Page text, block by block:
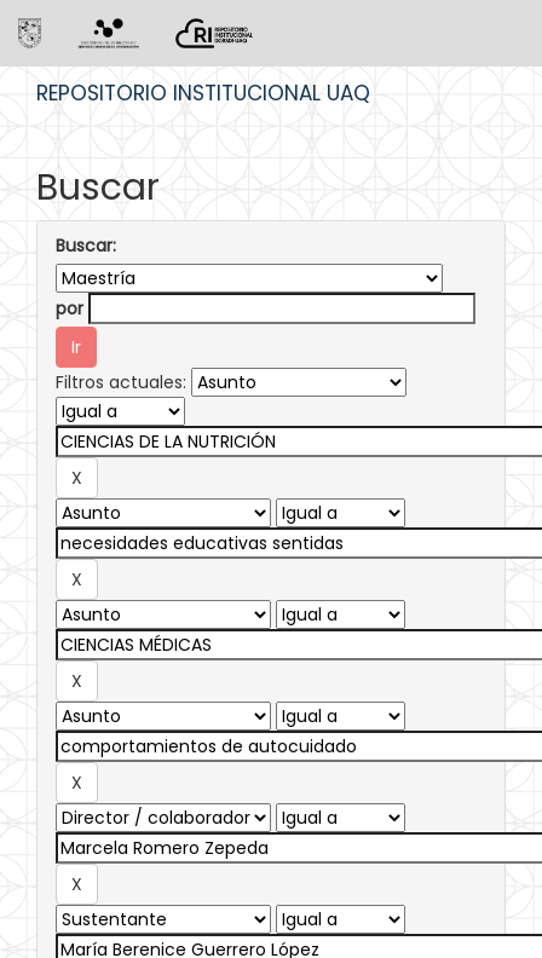
REPOSITORIO INSTITUCIONAL UAQ
Buscar
Buscar:
por
Filtros actuales: